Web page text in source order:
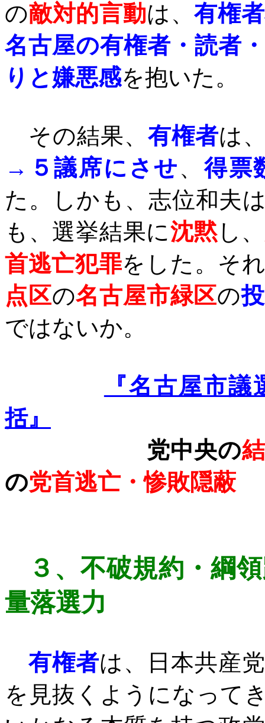
の敵対的言動は、有権
名古屋の有権者・読者
りと嫌悪感を抱いた。
その結果、 有権者は
→５議席にさせ、得票
た。しかも、志位和夫
も、選挙結果に沈黙し、
首逃亡犯罪をした。そ
点区の名古屋市緑区の
ではないか。
『名古屋市
括』
党中央の
の党首逃亡・惨敗隠蔽
３、不破規約・綱
量落選力
有権者は、日本共産
を見抜くようになって